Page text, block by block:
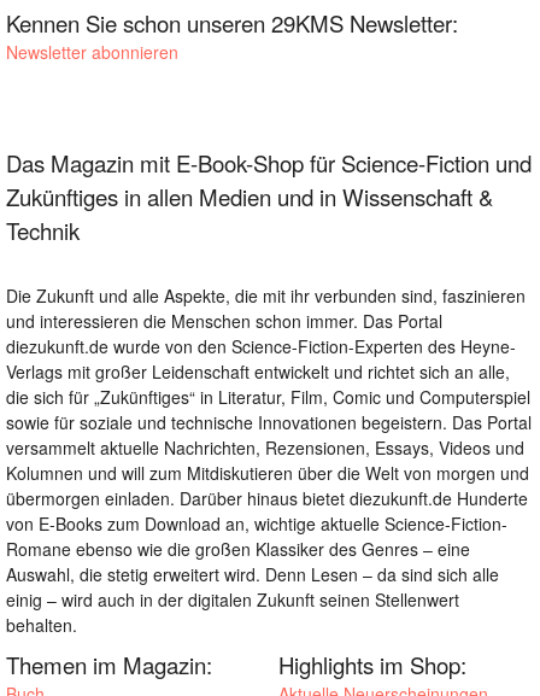
Kennen Sie schon unseren 29KMS Newsletter:
Newsletter abonnieren
Das Magazin mit E-Book-Shop für Science-Fiction und
Zukünftiges in allen Medien und in Wissenschaft &
Technik
Die Zukunft und alle Aspekte, die mit ihr verbunden sind, faszinieren
und interessieren die Menschen schon immer. Das Portal
diezukunft.de wurde von den Science-Fiction-Experten des Heyne-
Verlags mit großer Leidenschaft entwickelt und richtet sich an alle,
die sich für „Zukünftiges“ in Literatur, Film, Comic und Computerspiel
sowie für soziale und technische Innovationen begeistern. Das Portal
versammelt aktuelle Nachrichten, Rezensionen, Essays, Videos und
Kolumnen und will zum Mitdiskutieren über die Welt von morgen und
übermorgen einladen. Darüber hinaus bietet diezukunft.de Hunderte
von E-Books zum Download an, wichtige aktuelle Science-Fiction-
Romane ebenso wie die großen Klassiker des Genres – eine
Auswahl, die stetig erweitert wird. Denn Lesen – da sind sich alle
einig – wird auch in der digitalen Zukunft seinen Stellenwert
behalten.
Themen im Magazin: Highlights im Shop: